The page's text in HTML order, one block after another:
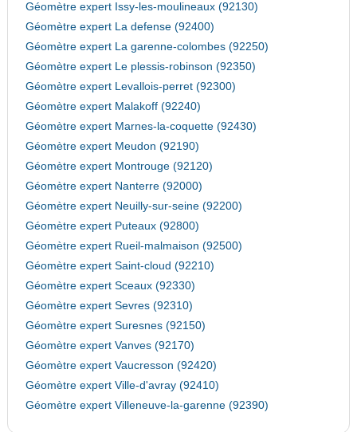
Géomètre expert Issy-les-moulineaux (92130)
Géomètre expert La defense (92400)
Géomètre expert La garenne-colombes (92250)
Géomètre expert Le plessis-robinson (92350)
Géomètre expert Levallois-perret (92300)
Géomètre expert Malakoff (92240)
Géomètre expert Marnes-la-coquette (92430)
Géomètre expert Meudon (92190)
Géomètre expert Montrouge (92120)
Géomètre expert Nanterre (92000)
Géomètre expert Neuilly-sur-seine (92200)
Géomètre expert Puteaux (92800)
Géomètre expert Rueil-malmaison (92500)
Géomètre expert Saint-cloud (92210)
Géomètre expert Sceaux (92330)
Géomètre expert Sevres (92310)
Géomètre expert Suresnes (92150)
Géomètre expert Vanves (92170)
Géomètre expert Vaucresson (92420)
Géomètre expert Ville-d'avray (92410)
Géomètre expert Villeneuve-la-garenne (92390)